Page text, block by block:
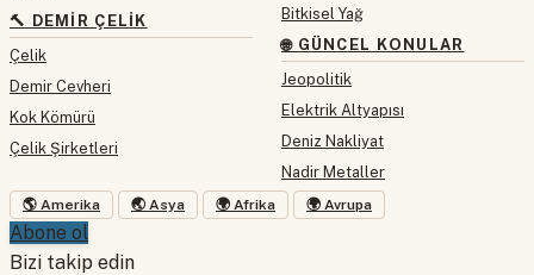
🔨 DEMIR ÇELIK
Çelik
Demir Cevheri
Kok Kömürü
Çelik Şirketleri
Bitkisel Yağ
🌐 GÜNCEL KONULAR
Jeopolitik
Elektrik Altyapısı
Deniz Nakliyat
Nadir Metaller
🌎 Amerika 🌏 Asya 🌍 Afrika 🌍 Avrupa
Abone ol
Bizi takip edin